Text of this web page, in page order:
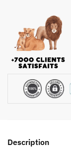
Description